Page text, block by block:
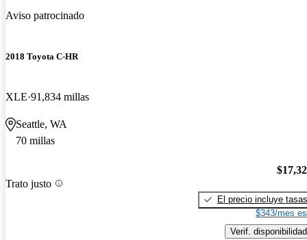
Aviso patrocinado
2018 Toyota C-HR
XLE 91,834 millas
Seattle, WA
70 millas
Trato justo
El precio incluye tasas
$343/mes
Verif. disponibilidad